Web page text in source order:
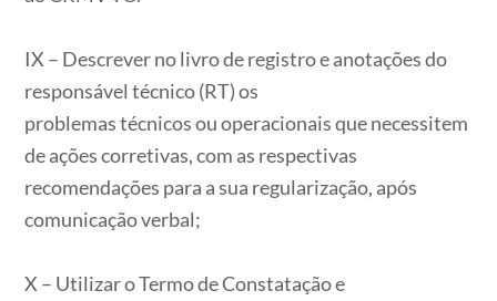
IX – Descrever no livro de registro e anotações do
responsável técnico (RT) os
problemas técnicos ou operacionais que necessitem
de ações corretivas, com as respectivas
recomendações para a sua regularização, após
comunicação verbal;
X – Utilizar o Termo de Constatação e